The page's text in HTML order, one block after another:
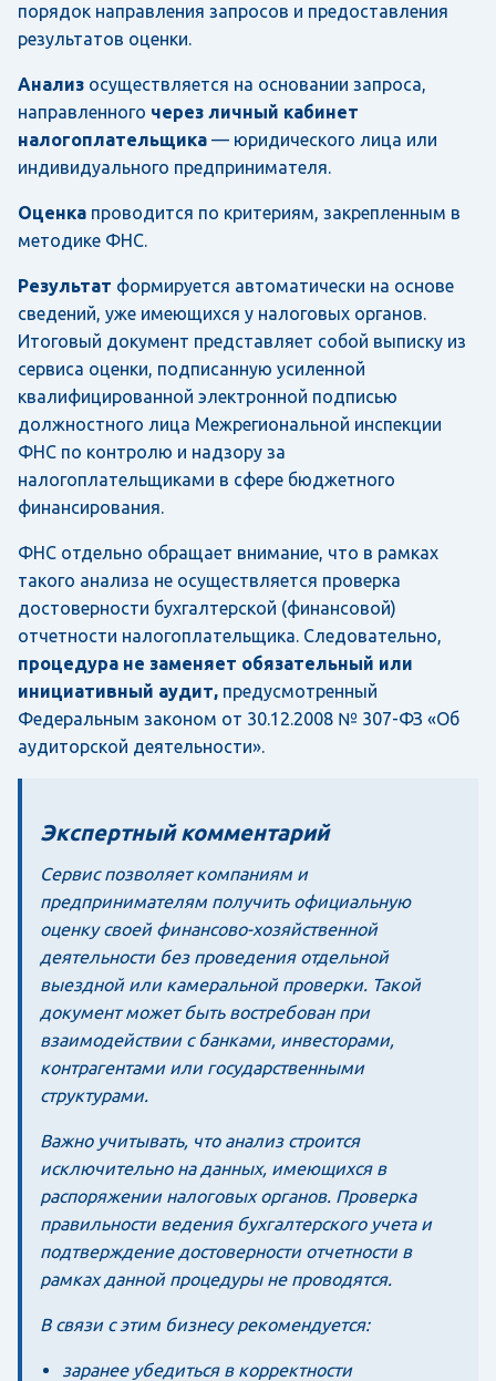
порядок направления запросов и предоставления
результатов оценки.
Анализ осуществляется на основании запроса,
направленного через личный кабинет
налогоплательщика — юридического лица или
индивидуального предпринимателя.
Оценка проводится по критериям, закрепленным в
методике ФНС.
Результат формируется автоматически на основе
сведений, уже имеющихся у налоговых органов.
Итоговый документ представляет собой выписку из
сервиса оценки, подписанную усиленной
квалифицированной электронной подписью
должностного лица Межрегиональной инспекции
ФНС по контролю и надзору за
налогоплательщиками в сфере бюджетного
финансирования.
ФНС отдельно обращает внимание, что в рамках
такого анализа не осуществляется проверка
достоверности бухгалтерской (финансовой)
отчетности налогоплательщика. Следовательно,
процедура не заменяет обязательный или
инициативный аудит, предусмотренный
Федеральным законом от 30.12.2008 № 307-ФЗ «Об
аудиторской деятельности».
Экспертный комментарий
Сервис позволяет компаниям и
предпринимателям получить официальную
оценку своей финансово-хозяйственной
деятельности без проведения отдельной
выездной или камеральной проверки. Такой
документ может быть востребован при
взаимодействии с банками, инвесторами,
контрагентами или государственными
структурами.
Важно учитывать, что анализ строится
исключительно на данных, имеющихся в
распоряжении налоговых органов. Проверка
правильности ведения бухгалтерского учета и
подтверждение достоверности отчетности в
рамках данной процедуры не проводятся.
В связи с этим бизнесу рекомендуется:
заранее убедиться в корректности